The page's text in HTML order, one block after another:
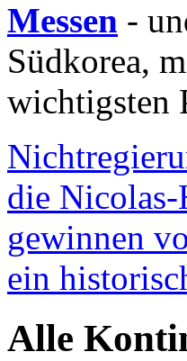
Messen -
Südkorea,
wichtigsten
die
gewinnen
ein
Alle